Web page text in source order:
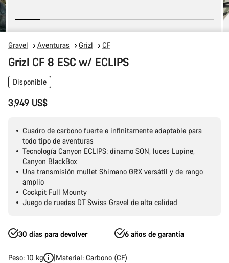
Gravel Aventuras Grizl CF
Grizl CF 8 ESC w/ ECLIPS
Disponible
3,949 US$
Cuadro de carbono fuerte e infinitamente adaptable para
todo tipo de aventuras
Tecnología Canyon ECLIPS: dinamo SON, luces Lupine,
Canyon BlackBox
Una transmisión mullet Shimano GRX versátil y de rango
amplio
Cockpit Full Mounty
Juego de ruedas DT Swiss Gravel de alta calidad
30 días para devolver 6 años de garantía
Peso: 10 kg
Material: Carbono (CF)